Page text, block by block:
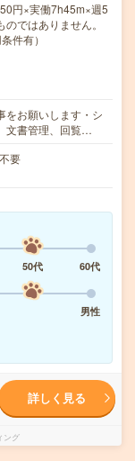
円×実働7h45m×週5
ではありません。
件有）
をお願いします・シ
文書管理、回覧…
要
50代
60代
男性
詳しく見る
ング